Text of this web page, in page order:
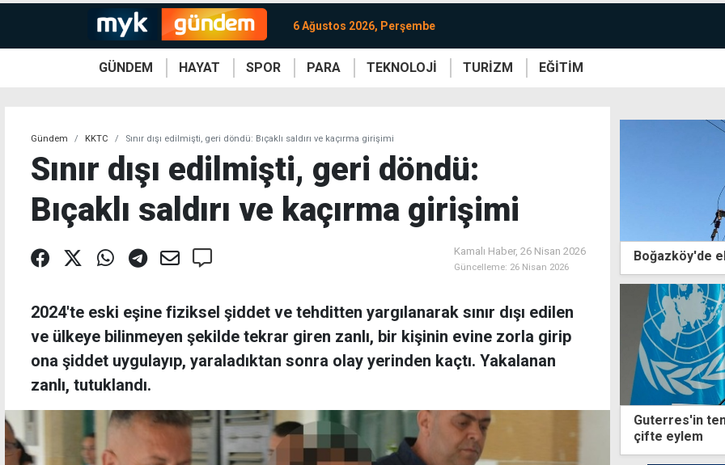
6 Ağustos 2026, Perşembe
GÜNDEM HAYAT SPOR PARA TEKNOLOJİ TURİZM EĞİTİM
Gündem KKTC Sınır dışı edilmişti, geri döndü: Bıçaklı saldırı ve kaçırma girişimi
Sınır dışı edilmişti, geri döndü:
Bıçaklı saldırı ve kaçırma girişimi
Kamalı Haber, 26 Nisan 2026
Güncelleme: 26 Nisan 2026
2024'te eski eşine fiziksel şiddet ve tehditten yargılanarak sınır dışı edilen
ve ülkeye bilinmeyen şekilde tekrar giren zanlı, bir kişinin evine zorla girip
ona şiddet uygulayıp, yaraladıktan sonra olay yerinden kaçtı. Yakalanan
zanlı, tutuklandı.
Boğazköy'de
Guterres'in
çifte eylem